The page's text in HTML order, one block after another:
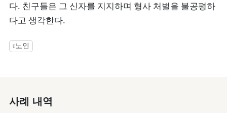
다. 친구들은 그 신자를 지지하며 형사 처벌을 불공평하
다고 생각한다.
노인
사례 내역